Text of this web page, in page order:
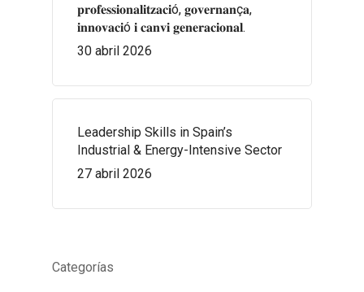
𝐩𝐫𝐨𝐟𝐞𝐬𝐬𝐢𝐨𝐧𝐚𝐥𝐢𝐭𝐳𝐚𝐜𝐢ó, 𝐠𝐨𝐯𝐞𝐫𝐧𝐚𝐧ç𝐚,
𝐢𝐧𝐧𝐨𝐯𝐚𝐜𝐢ó 𝐢 𝐜𝐚𝐧𝐯𝐢 𝐠𝐞𝐧𝐞𝐫𝐚𝐜𝐢𝐨𝐧𝐚𝐥.
30 abril 2026
Leadership Skills in Spain’s
Industrial & Energy-Intensive Sector
27 abril 2026
Categorías